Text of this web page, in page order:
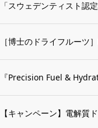
［博士のドライフルーツ
『Precision Fuel &
【キャンペーン】電解